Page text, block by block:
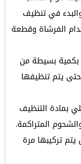
في تنظيف
الفرشاة وقطعة
بكمية بسيطة من
يتم تنظيفها
بمادة التنظيف
المتراكمة.
تركيبها مرة